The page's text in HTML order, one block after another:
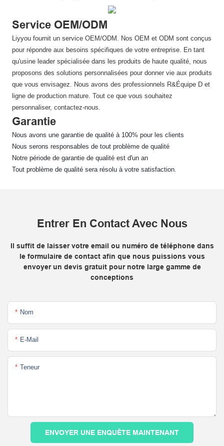
Service OEM/ODM
Liyyou fournit un service OEM/ODM. Nos OEM et ODM sont conçus
pour répondre aux besoins spécifiques de votre entreprise. En tant
qu'usine leader spécialisée dans les produits de haute qualité, nous
proposons des solutions personnalisées pour donner vie aux produits
que vous envisagez. Nous avons des professionnels R&Équipe D et
ligne de production mature. Tout ce que vous souhaitez
personnaliser, contactez-nous.
Garantie
Nous avons une garantie de qualité à 100% pour les clients
Nous serons responsables de tout problème de qualité
Notre période de garantie de qualité est d'un an
Tout problème de qualité sera résolu à votre satisfaction.
Entrer En Contact Avec Nous
Il suffit de laisser votre email ou numéro de téléphone dans
le formulaire de contact afin que nous puissions vous
envoyer un devis gratuit pour notre large gamme de
conceptions
Nom
E-Mail
Teneur
ENVOYER UNE ENQUÊTE MAINTENANT